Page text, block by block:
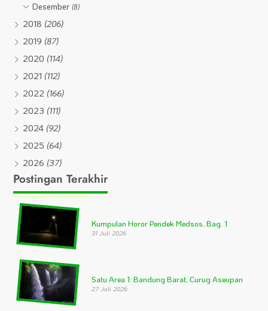
Desember(8)
2018 (206)
2019 (87)
2020 (114)
2021 (112)
2022 (166)
2023 (111)
2024 (92)
2025 (64)
2026 (37)
Postingan Terakhir
Kumpulan Horor Pendek Medsos, Bag. 1
31 Juli 2026
Satu Area 1: Bandung Barat, Curug Aseupan
27 Juli 2026